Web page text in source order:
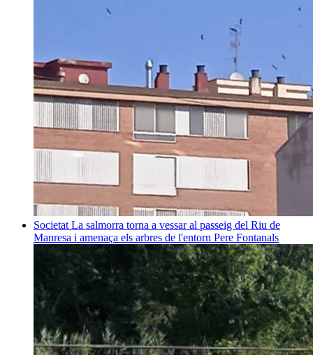
Societat La salmorra torna a vessar al passeig del Riu de
Manresa i amenaça els arbres de l'entorn Pere Fontanals